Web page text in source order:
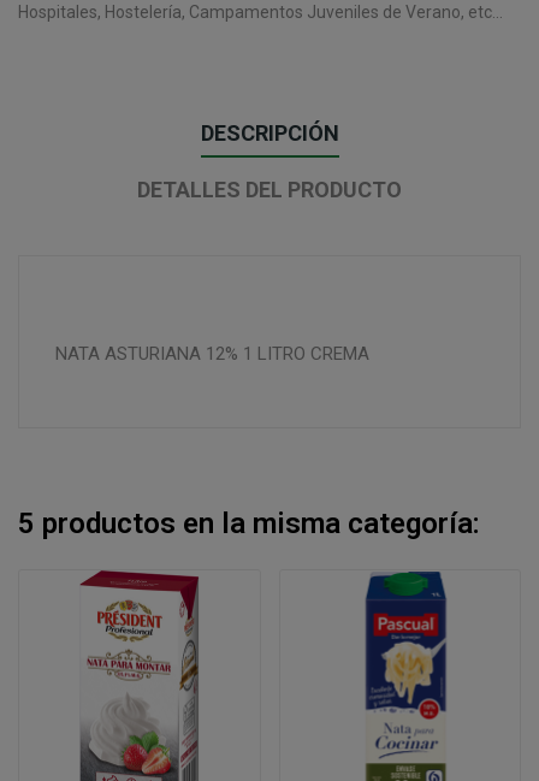
Hospitales, Hostelería, Campamentos Juveniles de Verano, etc...
DESCRIPCIÓN
DETALLES DEL PRODUCTO
NATA ASTURIANA 12% 1 LITRO CREMA
5 productos en la misma categoría: